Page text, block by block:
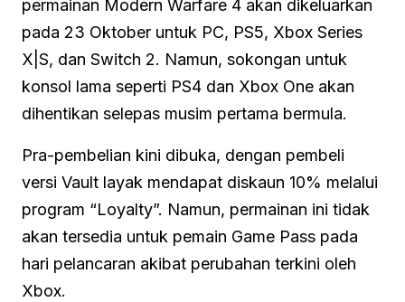
permainan Modern Warfare 4 akan dikeluarkan
pada 23 Oktober untuk PC, PS5, Xbox Series
X|S, dan Switch 2. Namun, sokongan untuk
konsol lama seperti PS4 dan Xbox One akan
dihentikan selepas musim pertama bermula.
Pra-pembelian kini dibuka, dengan pembeli
versi Vault layak mendapat diskaun 10% melalui
program “Loyalty”. Namun, permainan ini tidak
akan tersedia untuk pemain Game Pass pada
hari pelancaran akibat perubahan terkini oleh
Xbox.